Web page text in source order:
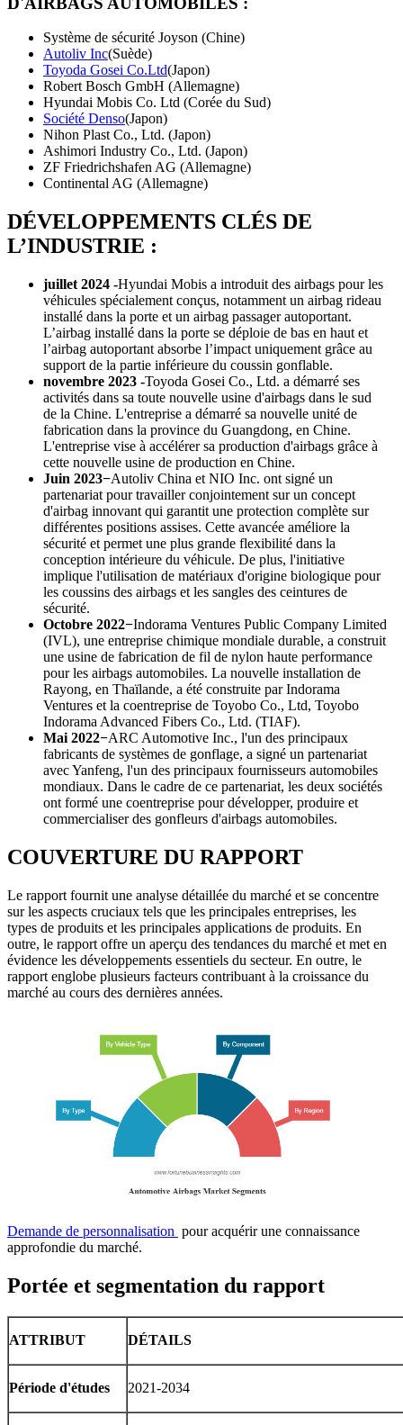
Système de sécurité Joyson (Chine)
Autoliv Inc(Suède)
Toyoda Gosei Co.Ltd(Japon)
Robert Bosch GmbH (Allemagne)
Hyundai Mobis Co. Ltd (Corée du Sud)
Société Denso(Japon)
Nihon Plast Co., Ltd. (Japon)
Ashimori Industry Co., Ltd. (Japon)
ZF Friedrichshafen AG (Allemagne)
Continental AG (Allemagne)
DÉVELOPPEMENTS CLÉS DE
L’INDUSTRIE :
juillet 2024 -Hyundai Mobis a introduit des airbags pour les
véhicules spécialement conçus, notamment un airbag rideau
installé dans la porte et un airbag passager autoportant.
L’airbag installé dans la porte se déploie de bas en haut et
l’airbag autoportant absorbe l’impact uniquement grâce au
support de la partie inférieure du coussin gonflable.
novembre 2023 -Toyoda Gosei Co., Ltd. a démarré ses
activités dans sa toute nouvelle usine d'airbags dans le sud
de la Chine. L'entreprise a démarré sa nouvelle unité de
fabrication dans la province du Guangdong, en Chine.
L'entreprise vise à accélérer sa production d'airbags grâce à
cette nouvelle usine de production en Chine.
Juin 2023−Autoliv China et NIO Inc. ont signé un
partenariat pour travailler conjointement sur un concept
d'airbag innovant qui garantit une protection complète sur
différentes positions assises. Cette avancée améliore la
sécurité et permet une plus grande flexibilité dans la
conception intérieure du véhicule. De plus, l'initiative
implique l'utilisation de matériaux d'origine biologique pour
les coussins des airbags et les sangles des ceintures de
sécurité.
Octobre 2022−Indorama Ventures Public Company Limited
(IVL), une entreprise chimique mondiale durable, a construit
une usine de fabrication de fil de nylon haute performance
pour les airbags automobiles. La nouvelle installation de
Rayong, en Thaïlande, a été construite par Indorama
Ventures et la coentreprise de Toyobo Co., Ltd, Toyobo
Indorama Advanced Fibers Co., Ltd. (TIAF).
Mai 2022−ARC Automotive Inc., l'un des principaux
fabricants de systèmes de gonflage, a signé un partenariat
avec Yanfeng, l'un des principaux fournisseurs automobiles
mondiaux. Dans le cadre de ce partenariat, les deux sociétés
ont formé une coentreprise pour développer, produire et
commercialiser des gonfleurs d'airbags automobiles.
COUVERTURE DU RAPPORT
Le rapport fournit une analyse détaillée du marché et se concentre
sur les aspects cruciaux tels que les principales entreprises, les
types de produits et les principales applications de produits. En
outre, le rapport offre un aperçu des tendances du marché et met en
évidence les développements essentiels du secteur. En outre, le
rapport englobe plusieurs facteurs contribuant à la croissance du
marché au cours des dernières années.
Demande de personnalisation pour acquérir une connaissance
approfondie du marché.
Portée et segmentation du rapport
ATTRIBUT DÉTAILS
Période d'études 2021-2034